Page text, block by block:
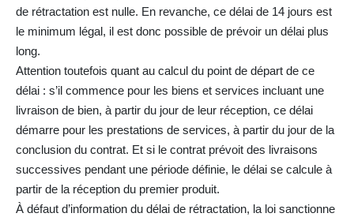
de rétractation est nulle. En revanche, ce délai de 14 jours est
le minimum légal, il est donc possible de prévoir un délai plus
long.
Attention toutefois quant au calcul du point de départ de ce
délai : s’il commence pour les biens et services incluant une
livraison de bien, à partir du jour de leur réception, ce délai
démarre pour les prestations de services, à partir du jour de la
conclusion du contrat. Et si le contrat prévoit des livraisons
successives pendant une période définie, le délai se calcule à
partir de la réception du premier produit.
À défaut d’information du délai de rétractation, la loi sanctionne